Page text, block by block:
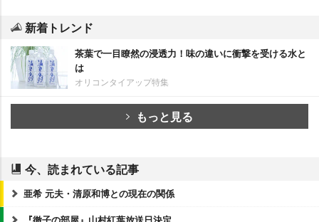
新着トレンド
茶葉で一目瞭然の浸透力！味の違いに衝撃を受ける水と
は
オリコンタイアップ特集
もっと見る
今、読まれている記事
亜希 元夫・清原和博との現在の関係